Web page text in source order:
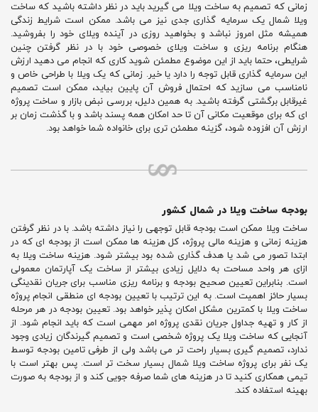
زمانی که تصمیم به ساخت ویلا می گیرید باید در نظر داشته باشید که ساخت
ویلا شمال یک سرمایه گذاری جدی نیز می باشد. ممکن است شرایط زندگی
همیشه مثل امروز نباشد و بخواهید روزی در آینده ویلای خود را بفروشید.
هنگام برنامه ریزی و ساخت ویلای خصوصی خود با در نظر گرفتن چنین
شرایطی، حتما باید از این موضوع مطمئن شوید کاری که انجام می دهید ارزش
این سرمایه گذاری قابل توجه را دارد یا خیر. زمانی که یک ویلا با طراحی خاص و
نامناسب می سازید که احتمال فروش آن پایین بیاید، ممکن است تصمیم
غیرقابل برگشتی گرفته باشید. به همین دلیل، بررسی نبض بازار و ساخت پروژه
ای که برای موقعیت مکانی آن تا حد امکان همه پسند باشد و با گذشت زمان بر
ارزش آن افزوده شود، گزینه مطمئن تری برای خانواده شما خواهد بود.
بودجه ساخت ویلا در شمال کشور
ساخت ویلا ممکن است بودجه قابل توجهی را نیاز داشته باشد. با در نظر گرفتن
هزینه زمانی و هزینه مالی پروژه، کل هزینه ها ممکن است از بودجه ای که در
ابتدا تصور می شد یا هدف گذاری شده بود بیشتر شود. هزینه ساخت ویلا به
ازای هر واحد مساحت به دلایل زیادی بیشتر از ساخت یک آپارتمان معمولی
است. بنابراین تعیین صحیح بودجه و برنامه ریزی مناسب برای جریان نقدینگی
بسیار حائز اهمیت است. به این ترتیب با تعیین بودجه ای منطقی انجام پروژه
ساخت ویلا با کمترین مشکل امکان پذیر خواهد بود. تعیین بودجه در هر مرحله
از کار و تهیه جداول جریان نقدی پروژه امر مهمی است که باید انجام شود. از
آنجایی که ساخت ویلا یک پروژه شخصی است و تصمیم گیرندگان زیادی وجود
ندارد، تصمیم گیری بسیار راحت تر می باشد ولی از طرفی تامین بودجه توسط
یک نفر برای پروژه ساخت ویلا شمال بسیار سخت تر است. پس بهتر است با
تیمی همکاری کنید تا در هزینه های شما صرفه جویی کند و از بودجه به صورت
بهینه استفاده کند.